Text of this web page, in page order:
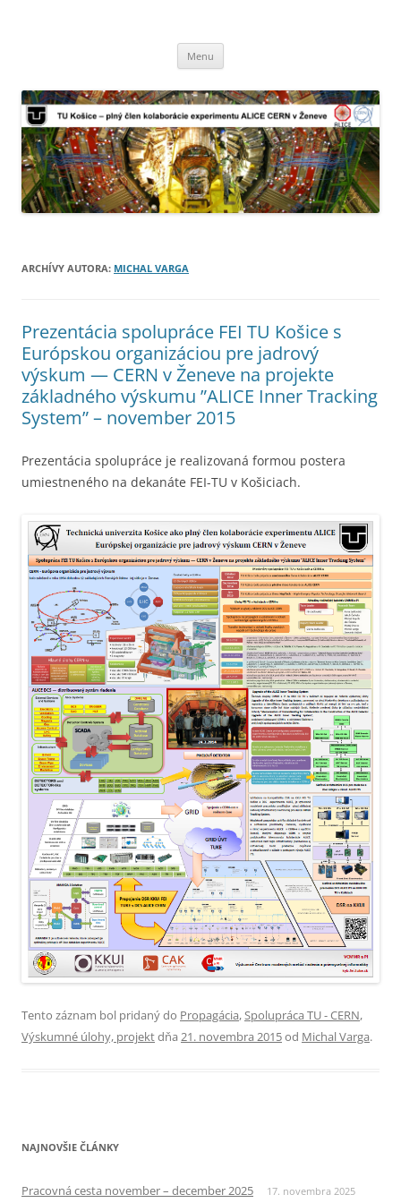
experimentu ALICE CERN v Ženeve
Menu
ARCHÍVY AUTORA: MICHAL VARGA
Prezentácia spolupráce FEI TU Košice s
Európskou organizáciou pre jadrový
výskum — CERN v Ženeve na projekte
základného výskumu ”ALICE Inner Tracking
System” – november 2015
Prezentácia spolupráce je realizovaná formou postera
umiestneného na dekanáte FEI-TU v Košiciach.
Tento záznam bol pridaný do Propagácia,Spolupráca TU - CERN,
Výskumné úlohy, projektdňa 21. novembra 2015od Michal Varga.
NAJNOVŠIE ČLÁNKY
Pracovná cesta november – december 2025 17. novembra 2025